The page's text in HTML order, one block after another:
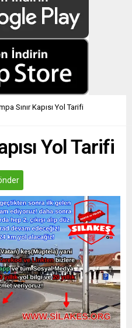
Sınır Kapısı Yol Tarifi
Yol Tarifi